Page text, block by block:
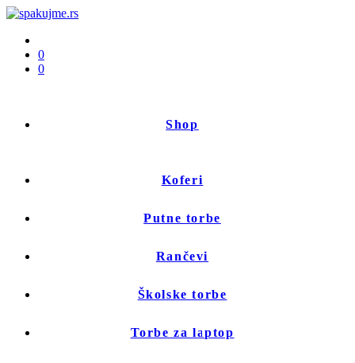
0
0
Shop
Koferi
Putne torbe
Rančevi
Školske torbe
Torbe za laptop